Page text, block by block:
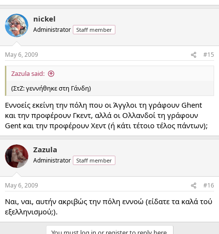
nickel
Administrator Staff member
May 6, 2009 #15
Zazula said:
(ΣτΖ: γεννήθηκε στη Γάνδη)
Εννοείς εκείνη την πόλη που οι Άγγλοι τη γράφουν Ghent
και την προφέρουν Γκεντ, αλλά οι Ολλανδοί τη γράφουν
Gent και την προφέρουν Xεντ (ή κάτι τέτοιο τέλος πάντων);
Zazula
Administrator Staff member
May 6, 2009 #16
Ναι, ναι, αυτήν ακριβώς την πόλη εννοώ (είδατε τα καλά τού
εξελληνισμού;).